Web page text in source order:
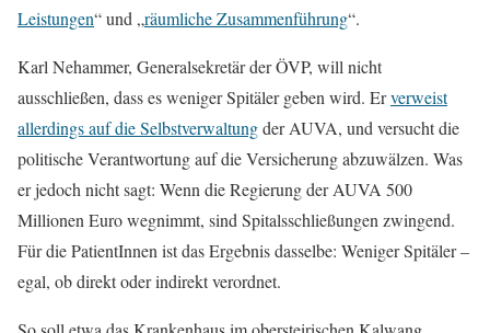
Leistungen“ und „räumliche Zusammenführung“.
Karl Nehammer, Generalsekretär der ÖVP, will nicht
ausschließen, dass es weniger Spitäler geben wird. Erverweist
allerdings auf die Selbstverwaltungder AUVA, und versucht die
politische Verantwortung auf die Versicherung abzuwälzen. Was
er jedoch nicht sagt: Wenn die Regierung der AUVA 500
Millionen Euro wegnimmt, sind Spitalsschließungen zwingend.
Für die PatientInnen ist das Ergebnis dasselbe: Weniger Spitäler –
egal, ob direkt oder indirekt verordnet.